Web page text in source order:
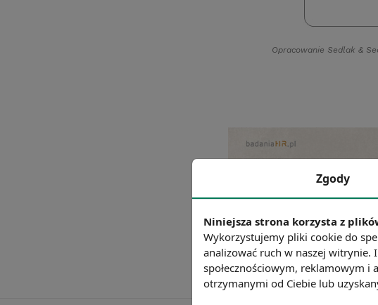
Opracowanie Sedlak &
Zgody
Niniejsza strona korzysta z
Wykorzystujemy pliki cookie do
analizować ruch w naszej witrynie.
społecznościowym, reklamowym i
otrzymanymi od Ciebie lub